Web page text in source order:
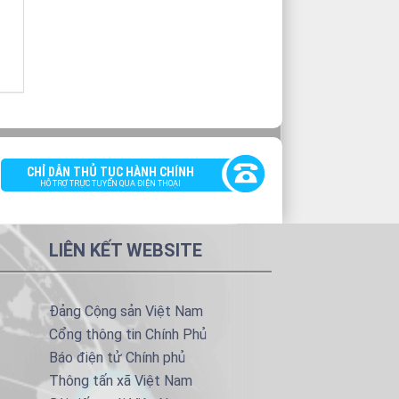
CHỈ DẪN THỦ TỤC HÀNH CHÍNH
HỖ TRỢ TRỰC TUYẾN QUA ĐIỆN THOẠI
LIÊN KẾT WEBSITE
Đảng Cộng sản Việt Nam
Cổng thông tin Chính Phủ
Báo điện tử Chính phủ
Thông tấn xã Việt Nam